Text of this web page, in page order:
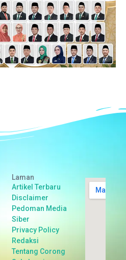
Laman
Artikel Terbaru
Disclaimer
Pedoman Media
Siber
Privacy Policy
Redaksi
Tentang Corong